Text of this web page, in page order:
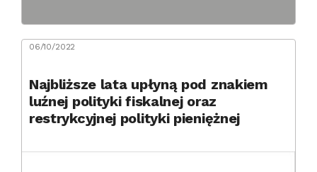
06/10/2022
Najbliższe lata upłyną pod znakiem
luźnej polityki fiskalnej oraz
restrykcyjnej polityki pieniężnej